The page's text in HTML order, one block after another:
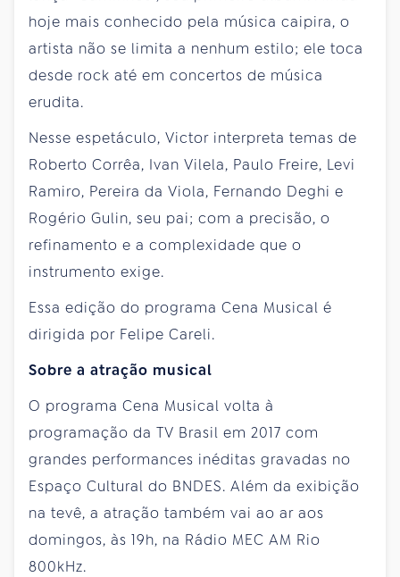
hoje mais conhecido pela música caipira, o
artista não se limita a nenhum estilo; ele toca
desde rock até em concertos de música
erudita.
Nesse espetáculo, Victor interpreta temas de
Roberto Corrêa, Ivan Vilela, Paulo Freire, Levi
Ramiro, Pereira da Viola, Fernando Deghi e
Rogério Gulin, seu pai; com a precisão, o
refinamento e a complexidade que o
instrumento exige.
Essa edição do programa Cena Musical é
dirigida por Felipe Careli.
Sobre a atração musical
O programa Cena Musical volta à
programação da TV Brasil em 2017 com
grandes performances inéditas gravadas no
Espaço Cultural do BNDES. Além da exibição
na tevê, a atração também vai ao ar aos
domingos, às 19h, na Rádio MEC AM Rio
800kHz.